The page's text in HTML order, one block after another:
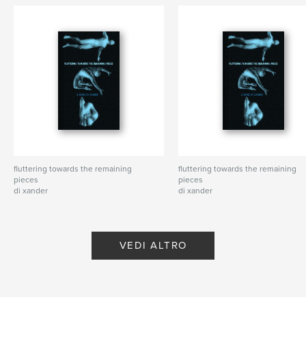
fluttering towards the remaining
pieces
di xander
fluttering towards the remaining
pieces
di xander
VEDI ALTRO